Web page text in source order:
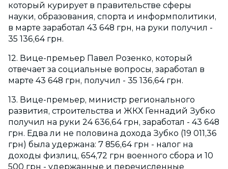
который курирует в правительстве сферы
науки, образования, спорта и информполитики,
в марте заработал 43 648 грн, на руки получил -
35 136,64 грн.
12. Вице-премьер Павел Розенко, который
отвечает за социальные вопросы, заработал в
марте 43 648 грн, получил - 35 136,64 грн.
13. Вице-премьер, министр регионального
развития, строительства и ЖКХ Геннадий Зубко
получил на руки 24 636,64 грн, заработал - 43 648
грн. Едва ли не половина дохода Зубко (19 011,36
грн) была удержана: 7 856,64 грн - налог на
доходы физлиц, 654,72 грн военного сбора и 10
500 грн - удержанные и перечисленные